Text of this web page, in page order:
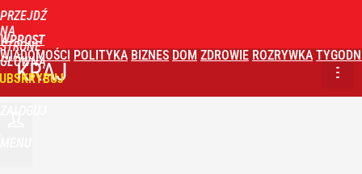
PRZEJDŹ
NA
STRONĘ
GŁÓWNĄ
WPROST
WIADOMOŚCI POLITYKA BIZNES DOM ZDROWIE ROZRYWKA
KRAJ